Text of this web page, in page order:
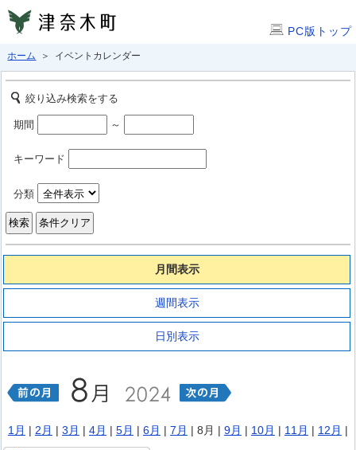
PC版トップ
ホーム ＞ イベントカレンダー
絞り込み検索をする
期間 ～
キーワード
分類
月間表示
週間表示
日別表示
1月 | 2月 | 3月 | 4月 | 5月 | 6月 | 7月 | 8月 | 9月 | 10月 | 11月 | 12月 |